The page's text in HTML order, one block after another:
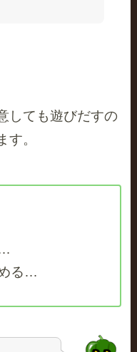
しても遊びだすの
す。
る…